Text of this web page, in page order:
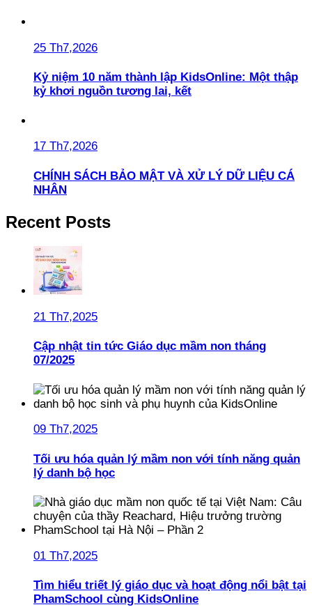
25 Th7,2026
Kỷ niệm 10 năm thành lập KidsOnline: Một thập
kỷ khơi nguồn tương lai, kết
17 Th7,2026
CHÍNH SÁCH BẢO MẬT VÀ XỬ LÝ DỮ LIỆU CÁ
NHÂN
Recent Posts
21 Th7,2025
Cập nhật tin tức Giáo dục mầm non tháng
07/2025
09 Th7,2025
Tối ưu hóa quản lý mầm non với tính năng quản
lý danh bộ học
01 Th7,2025
Tìm hiểu triết lý giáo dục và hoạt động nổi bật tại
PhamSchool cùng KidsOnline